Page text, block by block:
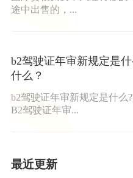
途中出售的，...
b2驾驶证年审新规定是
什么？
b2驾驶证年审新规定是什么
B2驾驶证年审...
最近更新